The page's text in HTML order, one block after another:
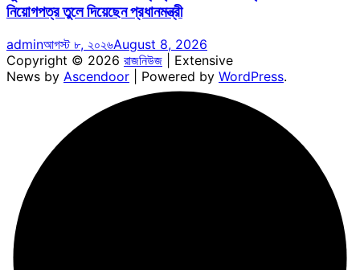
নিয়োগপত্র তুলে দিয়েছেন প্রধানমন্ত্রী
adminআগস্ট ৮, ২০২৬August 8, 2026
Copyright © 2026 রাজনিউজ | Extensive
News by Ascendoor | Powered by WordPress.